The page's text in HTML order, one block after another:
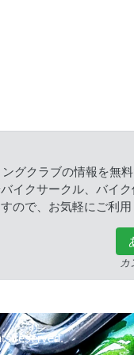
グクラブの情報を無料
イクサークル、バイ
ので、お気軽にご利用
カ
reserved.